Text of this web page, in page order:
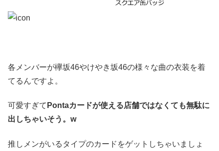
各メンバーが欅坂46やけやき坂46の様々な曲の衣装を着
てるんですよ。
可愛すぎて Pontaカードが使える店舗ではなくても無駄に
出しちゃいそう。w
推しメンがいるタイプのカードをゲットしちゃいましょ